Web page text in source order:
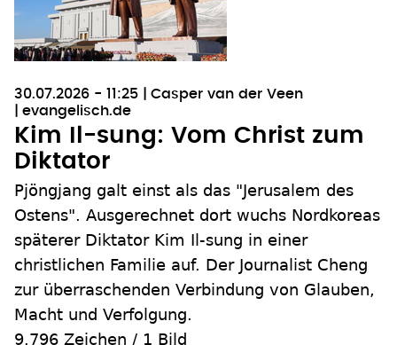
30.07.2026 - 11:25
Casper van der Veen
evangelisch.de
Kim Il-sung: Vom Christ zum
Diktator
Pjöngjang galt einst als das "Jerusalem des
Ostens". Ausgerechnet dort wuchs Nordkoreas
späterer Diktator Kim Il-sung in einer
christlichen Familie auf. Der Journalist Cheng
zur überraschenden Verbindung von Glauben,
Macht und Verfolgung.
9.796 Zeichen / 1 Bild